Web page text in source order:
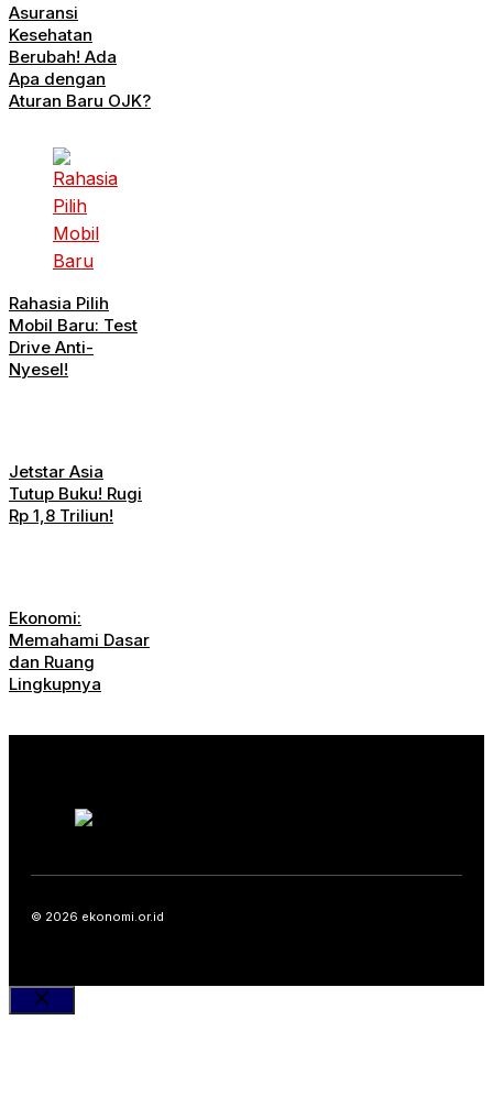
Asuransi
Kesehatan
Berubah! Ada
Apa dengan
Aturan Baru OJK?
Rahasia Pilih
Mobil Baru: Test
Drive Anti-
Nyesel!
Jetstar Asia
Tutup Buku! Rugi
Rp 1,8 Triliun!
Ekonomi:
Memahami Dasar
dan Ruang
Lingkupnya
© 2026 ekonomi.or.id
Close